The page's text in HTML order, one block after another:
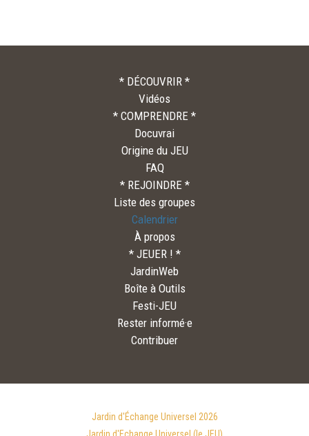
* DÉCOUVRIR *
Vidéos
* COMPRENDRE *
Docuvrai
Origine du JEU
FAQ
* REJOINDRE *
Liste des groupes
Calendrier
À propos
* JEUER ! *
JardinWeb
Boîte à Outils
Festi-JEU
Rester informé·e
Contribuer
Jardin d'Échange Universel 2026